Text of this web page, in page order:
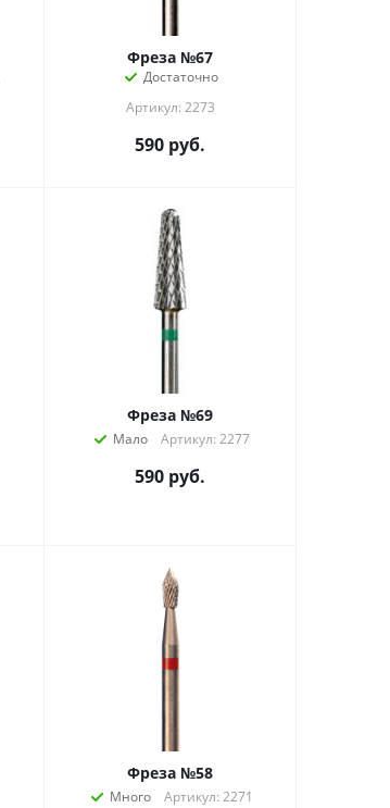
Фреза №67
Достаточно
Артикул: 2273
590 руб.
Фреза №69
Мало Артикул: 2277
590 руб.
Фреза №58
Много Артикул: 2271